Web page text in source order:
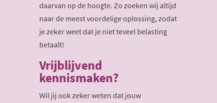
daarvan op de hoogte. Zo zoeken wij altijd
naar de meest voordelige oplossing, zodat
je zeker weet dat je niet teveel belasting
betaalt!
Vrijblijvend
kennismaken?
Wil jij ook zeker weten dat jouw